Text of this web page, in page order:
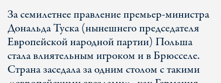
За семилетнее правление премьер-министра
Дональда Туска (нынешнего председателя
Европейской народной партии) Польша
стала влиятельным игроком и в Брюсселе.
Страна заседала за одним столом с такими